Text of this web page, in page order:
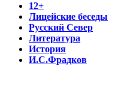
12+
Лицейские беседы
Русский Север
Литература
История
И.С.Фрадков